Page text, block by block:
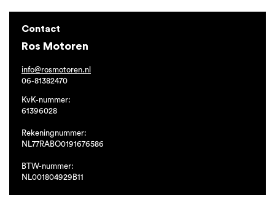
Contact
Ros Motoren
info@rosmotoren.nl
06-81382470
KvK-nummer:
61396028
Rekeningnummer:
NL77RABO0191676586
BTW-nummer:
NL001804929B11